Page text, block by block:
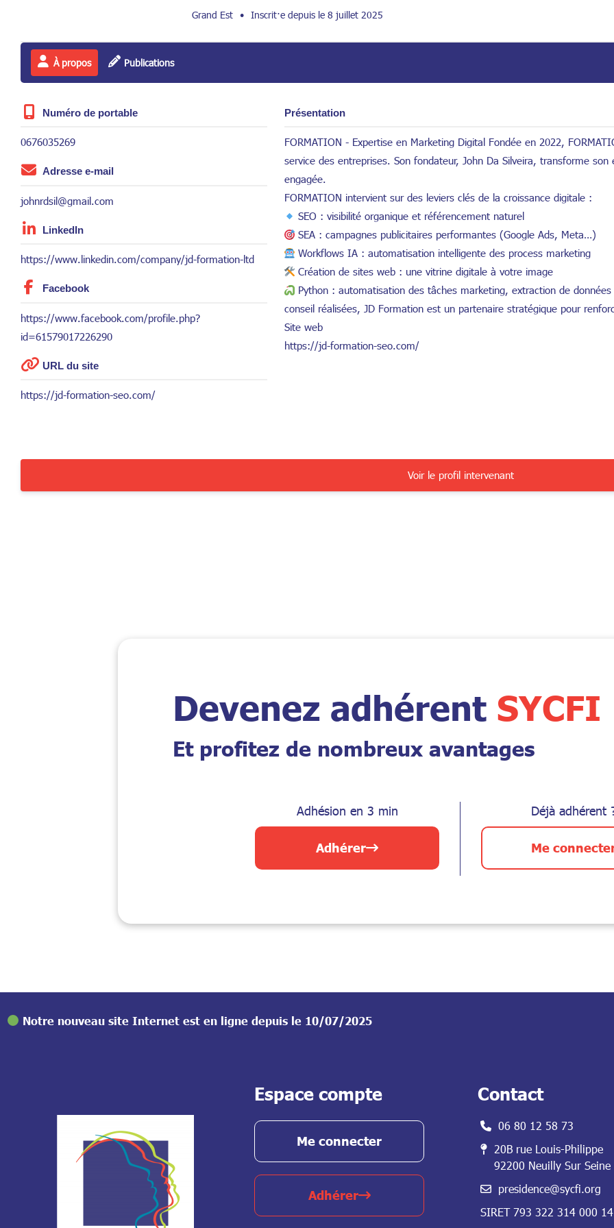
Grand Est • Inscrit·e depuis le 8 juillet 2025
À propos Publications
Numéro de portable
0676035269
Adresse e-mail
johnrdsil@gmail.com
LinkedIn
https://www.linkedin.com/company/jd-formation-ltd
Facebook
https://www.facebook.com/profile.php?
id=61579017226290
URL du site
https://jd-formation-seo.com/
Présentation
FORMATION - Expertise en Marketing Digital Fondée en 2022,
service des entreprises. Son fondateur, John Da Silveira, transforme
engagée.
FORMATION intervient sur des leviers clés de la croissance digitale :
SEO : visibilité organique et référencement naturel
SEA : campagnes publicitaires performantes (Google Ads, Meta…)
Workflows IA : automatisation intelligente des process marketing
Création de sites web : une vitrine digitale à votre image
Python : automatisation des tâches marketing, extraction de
conseil réalisées, JD Formation est un partenaire stratégique pour
Site web
https://jd-formation-seo.com/
Voir le profil intervenant
Devenez adhérent SYCFI
Et profitez de nombreux avantages
Adhésion en 3 min
Adhérer
Déjà adhérent
Me
Notre nouveau site Internet est en ligne depuis le 10/07/2025
Espace compte
Me connecter
Adhérer
Contact
06 80 12 58 73
20B rue Louis-Philippe
92200 Neuilly Sur Seine
presidence@sycfi.org
SIRET 793 322 314 000 14